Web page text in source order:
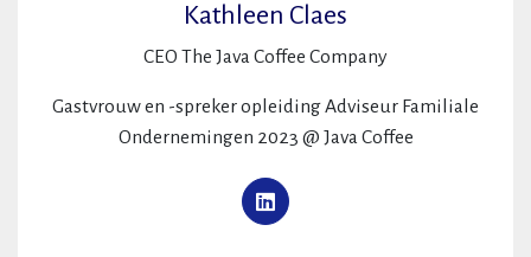
Kathleen Claes
CEO The Java Coffee Company
Gastvrouw en -spreker opleiding Adviseur Familiale
Ondernemingen 2023 @ Java Coffee